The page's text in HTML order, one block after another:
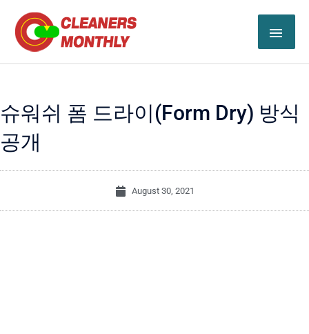
content
슈워쉬 폼 드라이(Form Dry) 방식
공개
August 30, 2021